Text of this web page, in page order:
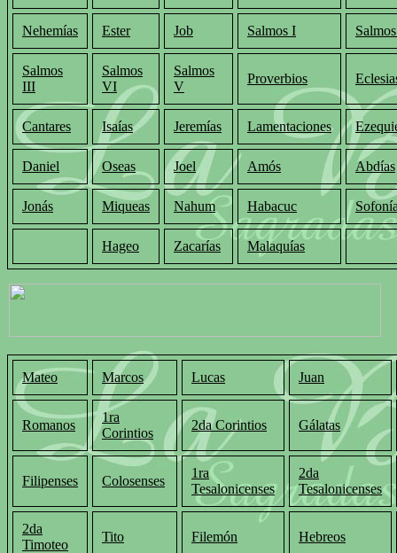
Nehemías Ester Job Salmos I
Salmos
III
Salmos
VI
Salmos
V
Proverbios
Cantares Isaías Jeremías Lamentaciones
Daniel Oseas Joel Amós Abdías
Jonás Miqueas Nahum Habacuc
Hageo Zacarías Malaquías
Mateo Marcos Lucas Juan
Romanos
1ra
Corintios
2da Corintios Gálatas
Filipenses Colosenses
1ra
Tesalonicenses
2da
Tesalonicenses
2da
Timoteo
Tito Filemón Hebreos